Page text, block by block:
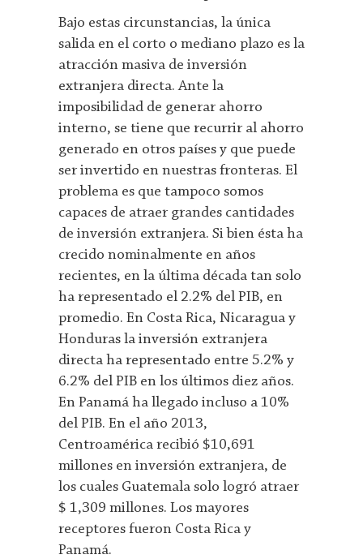
Bajo estas circunstancias, la única
salida en el corto o mediano plazo es la
atracción masiva de inversión
extranjera directa. Ante la
imposibilidad de generar ahorro
interno, se tiene que recurrir al ahorro
generado en otros países y que puede
ser invertido en nuestras fronteras. El
problema es que tampoco somos
capaces de atraer grandes cantidades
de inversión extranjera. Si bien ésta ha
crecido nominalmente en años
recientes, en la última década tan solo
ha representado el 2.2% del PIB, en
promedio. En Costa Rica, Nicaragua y
Honduras la inversión extranjera
directa ha representado entre 5.2% y
6.2% del PIB en los últimos diez años.
En Panamá ha llegado incluso a 10%
del PIB. En el año 2013,
Centroamérica recibió $10,691
millones en inversión extranjera, de
los cuales Guatemala solo logró atraer
$ 1,309 millones. Los mayores
receptores fueron Costa Rica y
Panamá.